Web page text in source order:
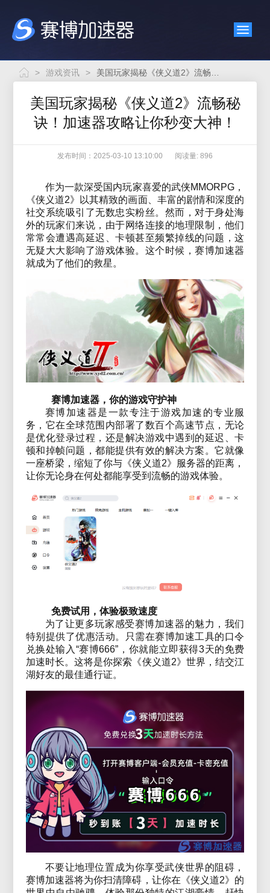
> 游戏资讯 >
美国玩家揭秘《侠义道2》流畅秘
诀！加速器攻略让你秒变大神！
发布时间：2025-03-10 13:10:00 阅读量: 896
作为一款深受国内玩家喜爱的武侠MMORPG，
《侠义道2》以其精致的画面、丰富的剧情和深度的
社交系统吸引了无数忠实粉丝。然而，对于身处海
外的玩家们来说，由于网络连接的地理限制，他们
常常会遭遇高延迟、卡顿甚至频繁掉线的问题，这
无疑大大影响了游戏体验。这个时候，赛博加速器
就成为了他们的救星。
赛博加速器，你的游戏守护神
赛博加速器是一款专注于游戏加速的专业服
务，它在全球范围内部署了数百个高速节点，无论
是优化登录过程，还是解决游戏中遇到的延迟、卡
顿和掉帧问题，都能提供有效的解决方案。它就像
一座桥梁，缩短了你与《侠义道2》服务器的距离，
让你无论身在何处都能享受到流畅的游戏体验。
免费试用，体验极致速度
为了让更多玩家感受赛博加速器的魅力，我们
特别提供了优惠活动。只需在赛博加速工具的口令
兑换处输入“赛博666”，你就能立即获得3天的免费
加速时长。这将是你探索《侠义道2》世界，结交江
湖好友的最佳通行证。
不要让地理位置成为你享受武侠世界的阻碍，
赛博加速器将为你扫清障碍，让你在《侠义道2》的